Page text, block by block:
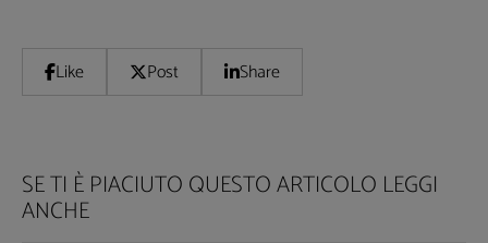
Like Post Share
SE TI È PIACIUTO QUESTO ARTICOLO LEGGI
ANCHE